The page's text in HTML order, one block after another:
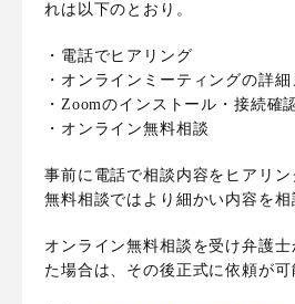
れは以下のとおり。
・電話でヒアリング
・オンラインミーティングの詳
・Zoomのインストール・接続確
・オンライン無料相談
事前に電話で相談内容をヒアリン
無料相談ではより細かい内容を相
オンライン無料相談を受け弁護
た場合は、その後正式に依頼が可